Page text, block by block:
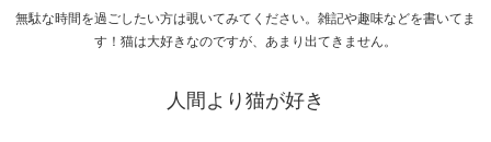
無駄な時間を過ごしたい方は覗いてみてください。雑記や趣味などを書いてま
す！猫は大好きなのですが、あまり出てきません。
人間より猫が好き